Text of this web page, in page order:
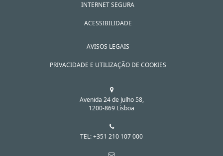
INTERNET SEGURA
ACESSIBILIDADE
AVISOS LEGAIS
PRIVACIDADE E UTILIZAÇÃO DE COOKIES
Avenida 24 de Julho 58,
1200-869 Lisboa
TEL: +351 210 107 000